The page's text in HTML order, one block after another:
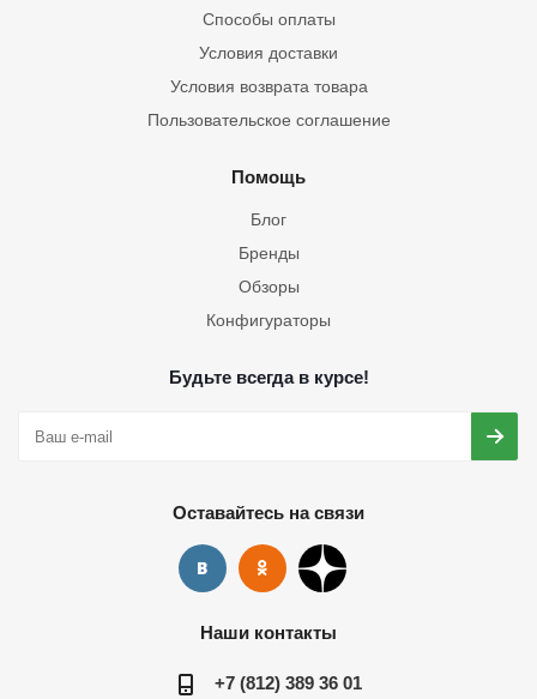
Способы оплаты
Условия доставки
Условия возврата товара
Пользовательское соглашение
Помощь
Блог
Бренды
Обзоры
Конфигураторы
Будьте всегда в курсе!
Оставайтесь на связи
Наши контакты
+7 (812) 389 36 01